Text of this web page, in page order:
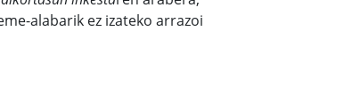
alabarik ez izateko arrazoi